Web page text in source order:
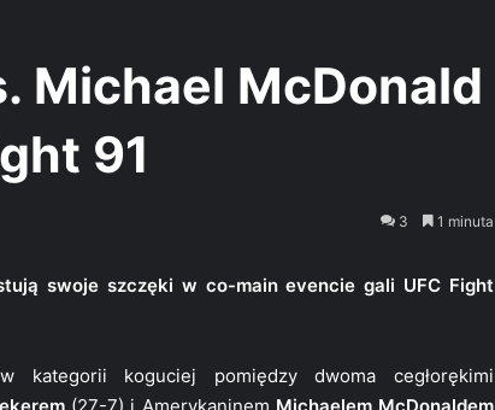
Michael McDonald
91
3 1 minuta
swoje szczęki w co-main evencie gali UFC Fight
kategorii koguciej pomiędzy dwoma cegłorękimi